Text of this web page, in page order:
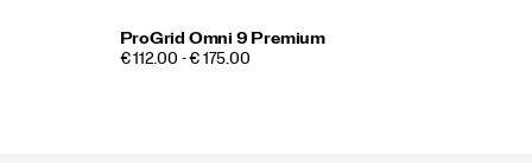
ProGrid Omni 9 Premium
€ 112.00 - € 175.00